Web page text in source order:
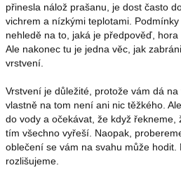
přinesla nálož prašanu, je dost často
vichrem a nízkými teplotami.
nehledě na to, jaká je předpověď, hora
Ale nakonec tu je jedna věc, jak
vrstvení.
Vrstvení je důležité, protože vám dá
vlastně na tom není ani nic těžkého.
do vody a očekávat, že když
tím všechno vyřeší. Naopak,
oblečení se vám na svahu může hodit.
rozlišujeme.